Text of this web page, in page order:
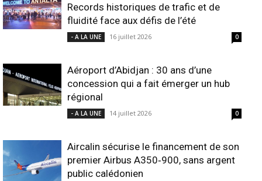
Records historiques de trafic et de
fluidité face aux défis de l’été
- A LA UNE 16 juillet 2026 0
Aéroport d’Abidjan : 30 ans d’une
concession qui a fait émerger un hub
régional
- A LA UNE 14 juillet 2026 0
Aircalin sécurise le financement de son
premier Airbus A350‑900, sans argent
public calédonien